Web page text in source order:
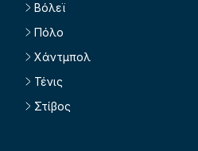
Βόλεϊ
Πόλο
Χάντμπολ
Τένις
Στίβος